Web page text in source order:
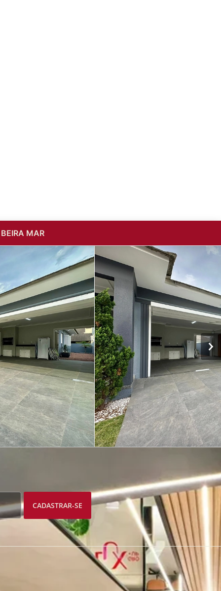
MAR
CADASTRAR-SE